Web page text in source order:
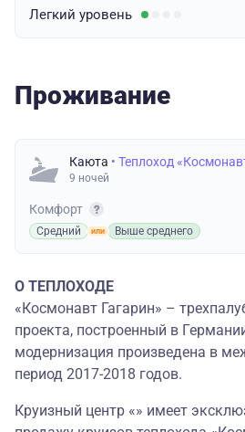
Легкий уровень
Проживание
Каюта • Теплоход
9 ночей
Комфорт
Средний Выше среднего
О ТЕПЛОХОДЕ
«Космонавт Гагарин» –
проекта, построенный в
модернизация произведена в
период 2017-2018 годов.
Круизный центр «» имеет